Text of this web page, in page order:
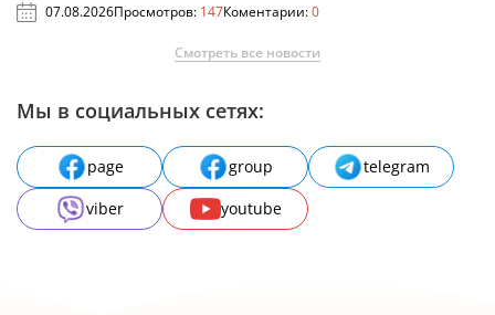
07.08.2026Просмотров: 147Коментарии:0
Смотреть все новости
Мы в социальных сетях:
page group
telegram
viber
youtube